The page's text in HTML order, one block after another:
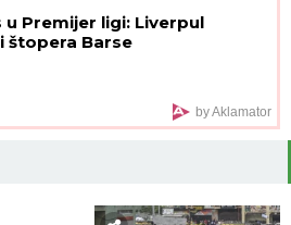
u Premijer ligi: Liverpul
štopera Barse
by Aklamator